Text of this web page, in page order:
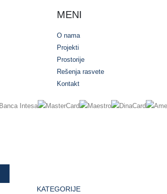
MENI
O nama
Projekti
Prostorije
Rešenja rasvete
Kontakt
KATEGORIJE